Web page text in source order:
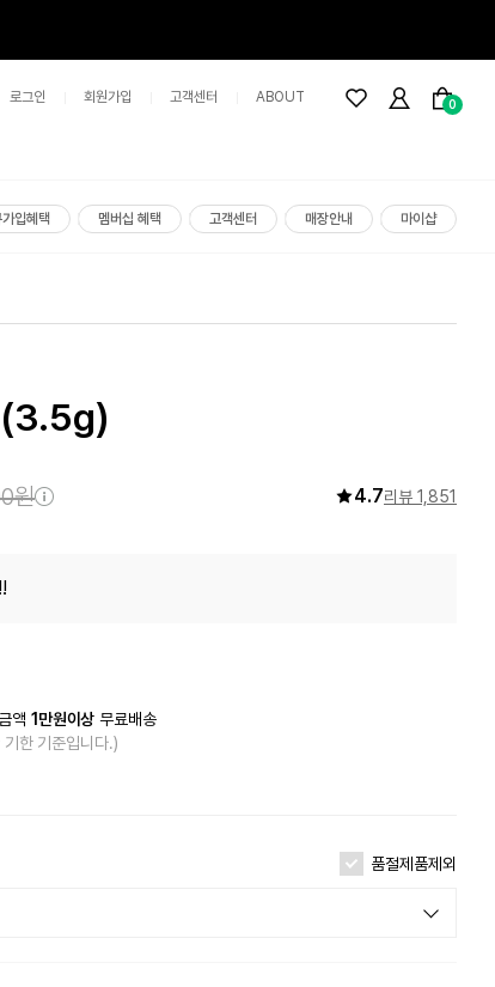
로그인 회원가입 고객센터 ABOUT 0
입혜택 멤버십 혜택 고객센터 매장안내 마이샵
(3.5g)
원 4.7리뷰 1,851
액 1만원이상 무료배송
한 기준입니다.)
품절제품제외